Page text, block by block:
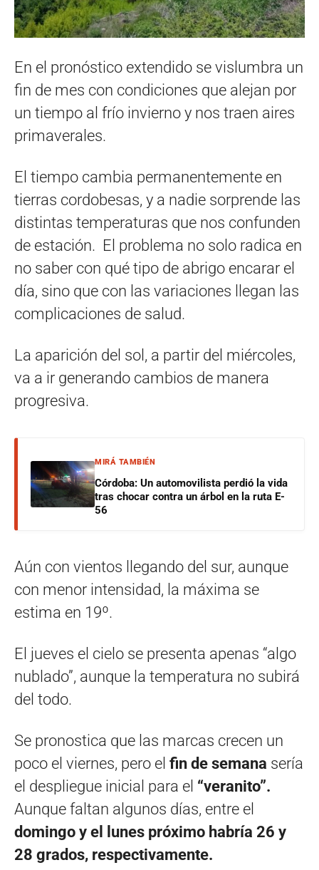
En el pronóstico extendido se vislumbra un
fin de mes con condiciones que alejan por
un tiempo al frío invierno y nos traen aires
primaverales.
El tiempo cambia permanentemente en
tierras cordobesas, y a nadie sorprende las
distintas temperaturas que nos confunden
de estación. El problema no solo radica en
no saber con qué tipo de abrigo encarar el
día, sino que con las variaciones llegan las
complicaciones de salud.
La aparición del sol, a partir del miércoles,
va a ir generando cambios de manera
progresiva.
MIRÁ TAMBIÉN
Córdoba: Un automovilista perdió la vida
tras chocar contra un árbol en la ruta E-
56
Aún con vientos llegando del sur, aunque
con menor intensidad, la máxima se
estima en 19º.
El jueves el cielo se presenta apenas “algo
nublado”, aunque la temperatura no subirá
del todo.
Se pronostica que las marcas crecen un
poco el viernes, pero el fin de semana sería
el despliegue inicial para el “veranito”.
Aunque faltan algunos días, entre el
domingo y el lunes próximo habría 26 y
28 grados, respectivamente.